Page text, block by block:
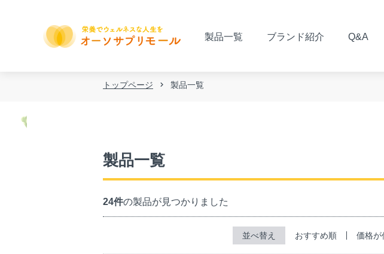
製品一覧 ブランド紹介 Q&A
トップページ 製品一覧
製品一覧
24件の製品が見つかりました
おすすめ順 価格が